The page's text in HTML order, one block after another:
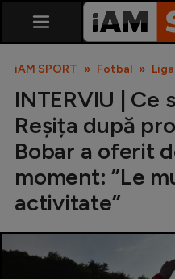
SuperLiga
Cupa
iAM SPORT Fotbal
INTERVIU | Ce
Reșița după
Bobar a oferit
moment: ”Le
activitate”